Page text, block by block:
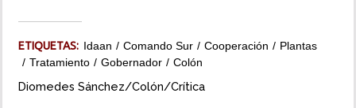
ETIQUETAS: Idaan Comando Sur Cooperación
Plantas
Tratamiento
Gobernador Colón
Diomedes Sánchez/Colón/Crítica